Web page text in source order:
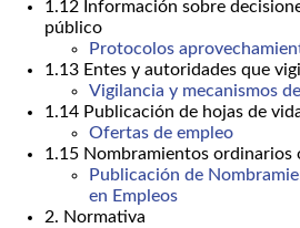
1.12 Información sobre
público
Protocolos
1.13 Entes y autoridades que
Vigilancia y mecanismos
1.14 Publicación de hojas de
Ofertas de empleo
1.15 Nombramientos ordinarios
Publicación de
en Empleos
2. Normativa